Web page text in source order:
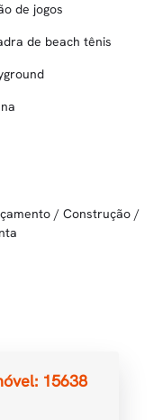
de jogos
de beach tênis
/ Construção /
15638